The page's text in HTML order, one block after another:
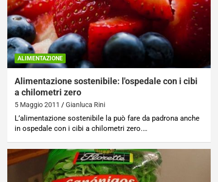
ALIMENTAZIONE
Alimentazione sostenibile: l'ospedale con i cibi
a chilometri zero
5 Maggio 2011 Gianluca Rini
L’alimentazione sostenibile la può fare da padrona anche
in ospedale con i cibi a chilometri zero.…